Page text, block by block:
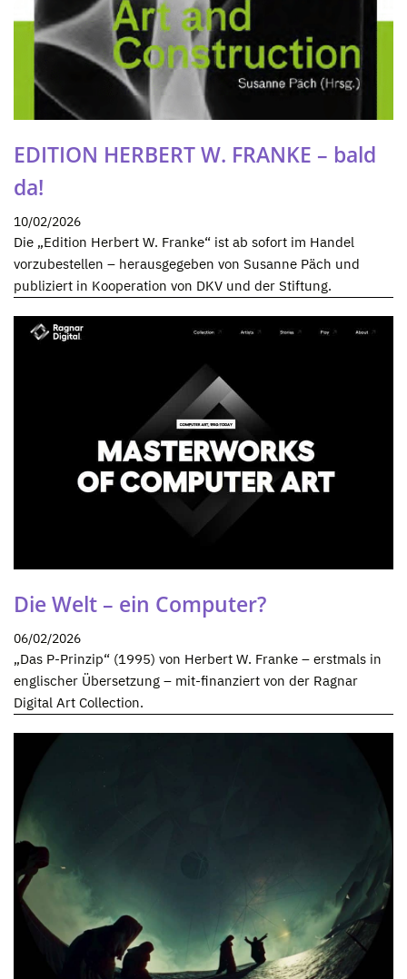
EDITION HERBERT W. FRANKE – bald
da!
10/02/2026
Die „Edition Herbert W. Franke“ ist ab sofort im Handel
vorzubestellen – herausgegeben von Susanne Päch und
publiziert in Kooperation von DKV und der Stiftung.
Die Welt – ein Computer?
06/02/2026
„Das P-Prinzip“ (1995) von Herbert W. Franke – erstmals in
englischer Übersetzung – mit-finanziert von der Ragnar
Digital Art Collection.